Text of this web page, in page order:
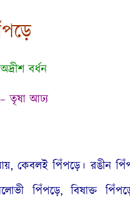
বর্ধন
তৃষা আঢ্য
কেবলই পিঁপড়ে। রঙীন
পিঁপড়ে, বিষাক্ত